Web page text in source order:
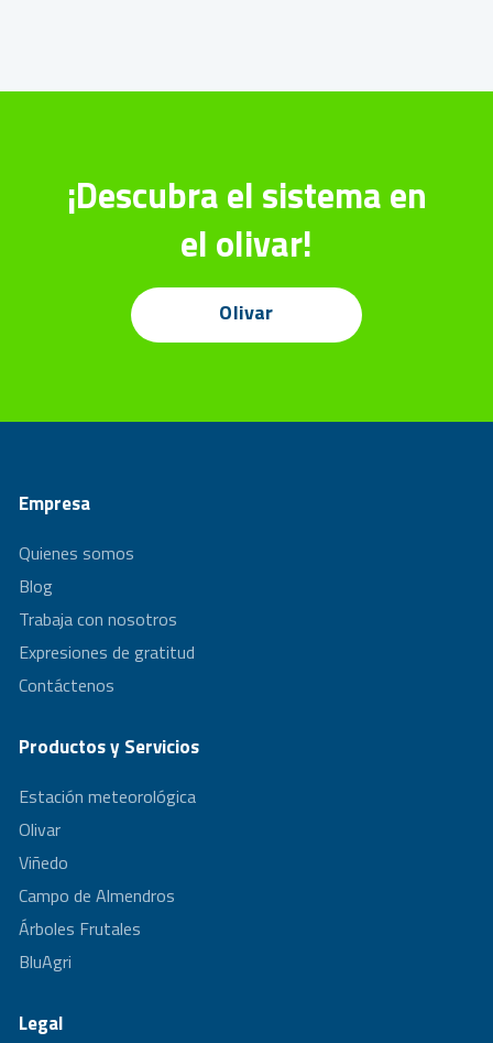
¡Descubra el sistema en
el olivar!
Olivar
Empresa
Quienes somos
Blog
Trabaja con nosotros
Expresiones de gratitud
Contáctenos
Productos y Servicios
Estación meteorológica
Olivar
Viñedo
Campo de Almendros
Árboles Frutales
BluAgri
Legal